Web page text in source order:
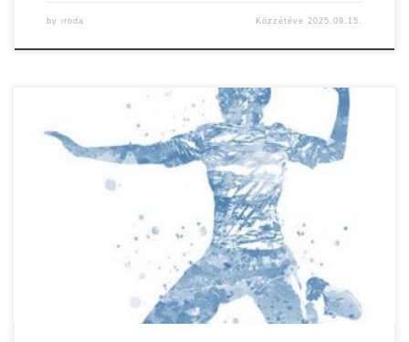
by iroda Közzétéve 2025.09.15.
Hódmezővásárhelyi LKC – Gyulasport Nkft 43-15 (26-8)
Szeptember 10-én, a bajnokság első fordulójában a
Hódmezővásárhelyi LKC otthonába utazott az ifjúsági együttesünk.
Zöldi-Tóth Katalin tanítványai Szalai Noémi, Técsi Karolina
(kapusok) – Szabó Jázmin, Gál Csenge, Tarkovács Réka 1,
Tarkovács Dorka 3/2, Hemdi Neila Adrienn 2, Nagy Jázmin 2/1,
Kovács Vivien, Erdei […]